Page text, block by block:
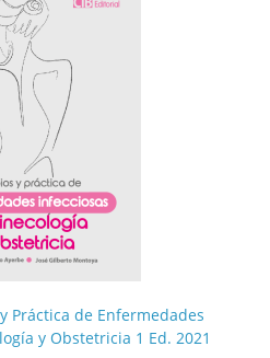
Práctica de Enfermedades
y Obstetricia 1 Ed. 2021